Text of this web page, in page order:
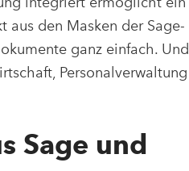
aus den Masken der Sage-
ganz einfach. Und
Personalverwaltung
Sage und